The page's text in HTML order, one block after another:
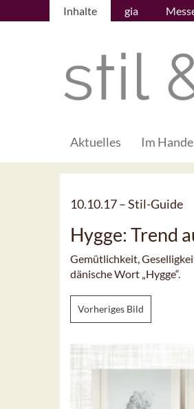
Inhalte gia
Aktuelles Im
10.10.17 –Stil-Guide
Hygge: Trend
Gemütlichkeit,
dänische Wort „Hygge“.
Vorheriges Bild